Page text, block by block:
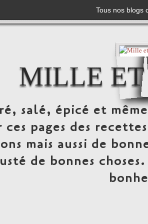
Tous nos blogs
MILLE
salé, épicé et
ces pages des
mais aussi de
de bonnes